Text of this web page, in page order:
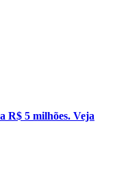
R$ 5 milhões. Veja